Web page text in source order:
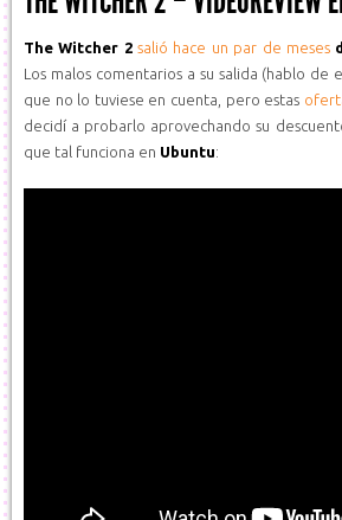
The Witcher 2 salió hace un par de meses
Los malos comentarios a su salida (hablo de
que no lo tuviese en cuenta, pero estas
decidí a probarlo aprovechando su
que tal funciona en Ubuntu: